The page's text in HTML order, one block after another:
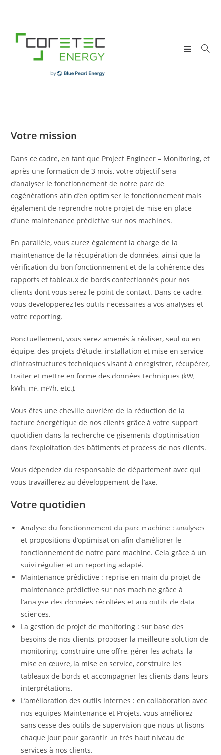
content
Votre mission
Dans ce cadre, en tant que Project Engineer – Monitoring, et
après une formation de 3 mois, votre objectif sera
d’analyser le fonctionnement de notre parc de
cogénérations afin d’en optimiser le fonctionnement mais
également de reprendre notre projet de mise en place
d’une maintenance prédictive sur nos machines.
En parallèle, vous aurez également la charge de la
maintenance de la récupération de données, ainsi que la
vérification du bon fonctionnement et de la cohérence des
rapports et tableaux de bords confectionnés pour nos
clients dont vous serez le point de contact. Dans ce cadre,
vous développerez les outils nécessaires à vos analyses et
votre reporting.
Ponctuellement, vous serez amenés à réaliser, seul ou en
équipe, des projets d’étude, installation et mise en service
d’infrastructures techniques visant à enregistrer, récupérer,
traiter et mettre en forme des données techniques (kW,
kWh, m³, m³/h, etc.).
Vous êtes une cheville ouvrière de la réduction de la
facture énergétique de nos clients grâce à votre support
quotidien dans la recherche de gisements d’optimisation
dans l’exploitation des bâtiments et process de nos clients.
Vous dépendez du responsable de département avec qui
vous travaillerez au développement de l’axe.
Votre quotidien
Analyse du fonctionnement du parc machine : analyses
et propositions d’optimisation afin d’améliorer le
fonctionnement de notre parc machine. Cela grâce à un
suivi régulier et un reporting adapté.
Maintenance prédictive : reprise en main du projet de
maintenance prédictive sur nos machine grâce à
l’analyse des données récoltées et aux outils de data
sciences.
La gestion de projet de monitoring : sur base des
besoins de nos clients, proposer la meilleure solution de
monitoring, construire une offre, gérer les achats, la
mise en œuvre, la mise en service, construire les
tableaux de bords et accompagner les clients dans leurs
interprétations.
L’amélioration des outils internes : en collaboration avec
nos équipes Maintenance et Projets, vous améliorez
sans cesse des outils de supervision que nous utilisons
chaque jour pour garantir un très haut niveau de
services à nos clients.